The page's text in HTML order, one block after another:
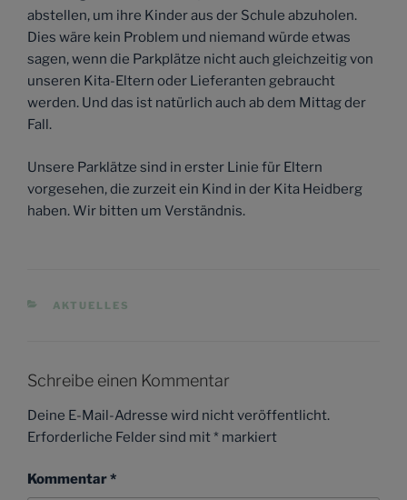
abstellen, um ihre Kinder aus der Schule abzuholen.
Dies wäre kein Problem und niemand würde etwas
sagen, wenn die Parkplätze nicht auch gleichzeitig von
unseren Kita-Eltern oder Lieferanten gebraucht
werden. Und das ist natürlich auch ab dem Mittag der
Fall.
Unsere Parklätze sind in erster Linie für Eltern
vorgesehen, die zurzeit ein Kind in der Kita Heidberg
haben. Wir bitten um Verständnis.
KATEGORIEN
AKTUELLES
Schreibe einen Kommentar
Deine E-Mail-Adresse wird nicht veröffentlicht.
Erforderliche Felder sind mit* markiert
Kommentar*